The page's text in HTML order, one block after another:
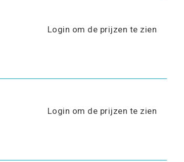
Login om de prijzen te zien
Login om de prijzen te zien